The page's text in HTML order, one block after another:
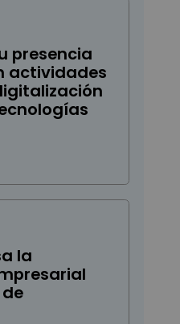
presencia
actividades
la